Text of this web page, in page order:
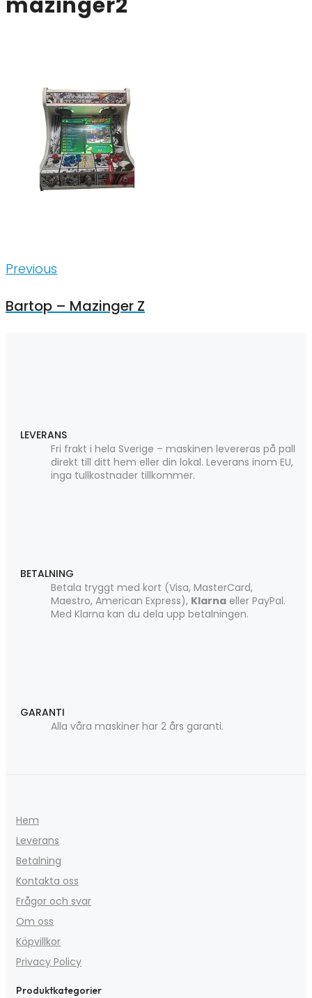
Inläggsnavigering
Previous
Previous
Bartop – Mazinger Z
LEVERANS
Fri frakt i hela Sverige – maskinen levereras på pall
direkt till ditt hem eller din lokal. Leverans inom EU,
inga tullkostnader tillkommer.
BETALNING
Betala tryggt med kort (Visa, MasterCard,
Maestro, American Express), Klarna eller PayPal.
Med Klarna kan du dela upp betalningen.
GARANTI
Alla våra maskiner har 2 års garanti.
Hem
Leverans
Betalning
Kontakta oss
Frågor och svar
Om oss
Köpvillkor
Privacy Policy
Produktkategorier